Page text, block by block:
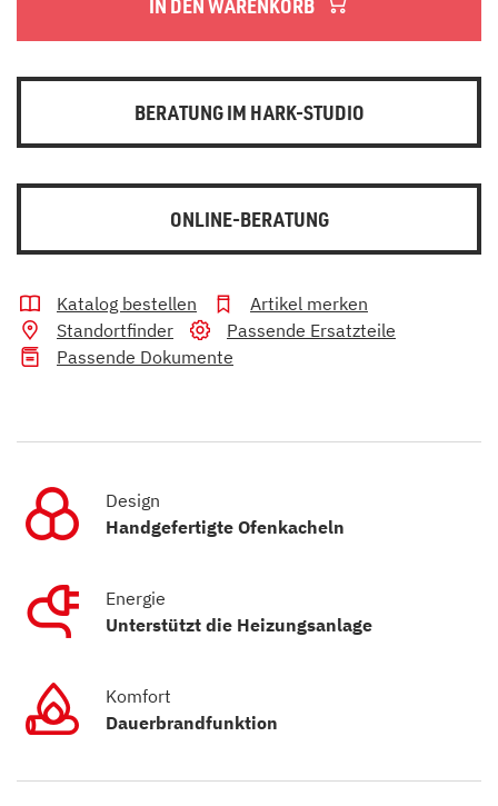
IN DEN WARENKORB
BERATUNG IM HARK-STUDIO
ONLINE-BERATUNG
Katalog bestellen
Artikel merken
Standortfinder
Passende Ersatzteile
Passende Dokumente
Design
Handgefertigte Ofenkacheln
Energie
Unterstützt die Heizungsanlage
Komfort
Dauerbrandfunktion